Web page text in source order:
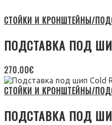
СТОЙКИ И КРОНШТЕЙНЫ/
ПОДСТАВКА ПОД
270.00€
СТОЙКИ И КРОНШТЕЙНЫ/
ПОДСТАВКА ПОД